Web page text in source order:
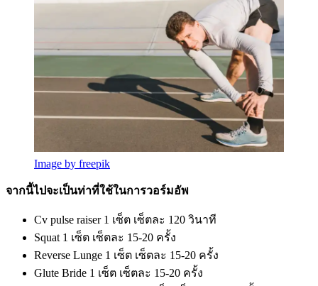
Image by freepik
จากนี้ไปจะเป็นท่าที่ใช้ในการวอร์มอัพ
Cv pulse raiser 1 เซ็ต เซ็ตละ 120 วินาที
Squat 1 เซ็ต เซ็ตละ 15-20 ครั้ง
Reverse Lunge 1 เซ็ต เซ็ตละ 15-20 ครั้ง
Glute Bride 1 เซ็ต เซ็ตละ 15-20 ครั้ง